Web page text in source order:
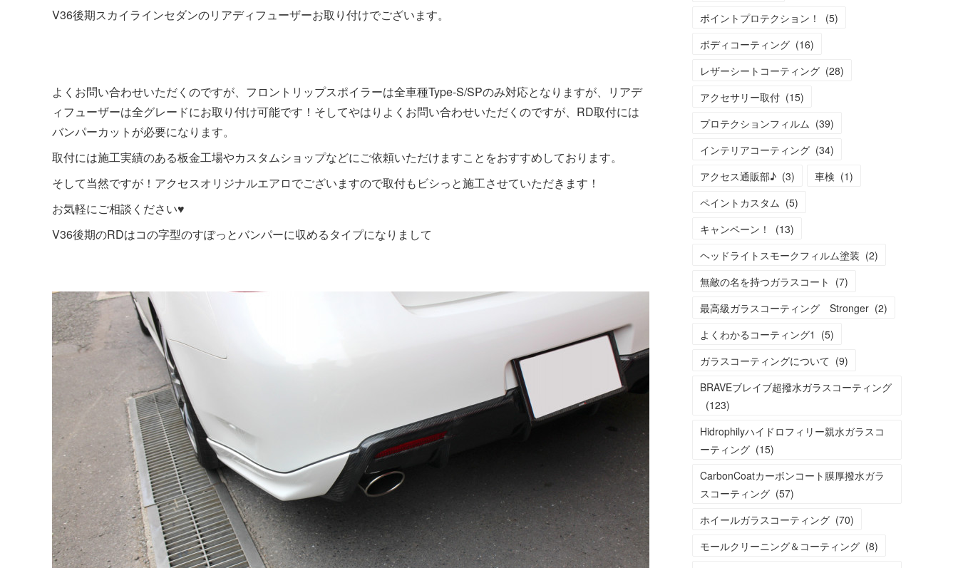
V36後期スカイラインセダンのリアディフューザーお取り付けでございます。
よくお問い合わせいただくのですが、フロントリップスポイラーは全車種Type-S/SPのみ対応となりますが、リアデ
ィフューザーは全グレードにお取り付け可能です！そしてやはりよくお問い合わせいただくのですが、RD取付には
バンパーカットが必要になります。
取付には施工実績のある板金工場やカスタムショップなどにご依頼いただけますことをおすすめしております。
そして当然ですが！アクセスオリジナルエアロでございますので取付もビシっと施工させていただきます！
お気軽にご相談ください♥
V36後期のRDはコの字型のすぽっとバンパーに収めるタイプになりまして
ポイントプロテクション！
(5)
ボディコーティング (16)
レザーシートコーティング (28)
アクセサリー取付 (15)
プロテクションフィルム (39)
インテリアコーティング (34)
アクセス通販部♪ (3) 車検 (1)
ペイントカスタム (5)
キャンペーン！
(13)
ヘッドライトスモークフィルム塗装 (2)
無敵の名を持つガラスコート (7)
最高級ガラスコーティング Stronger (2)
よくわかるコーティング1 (5)
ガラスコーティングについて (9)
BRAVEブレイブ超撥水ガラスコーティング
(123)
Hidrophilyハイドロフィリー親水ガラスコ
ーティング (15)
CarbonCoatカーボンコート膜厚撥水ガラ
スコーティング (57)
ホイールガラスコーティング (70)
モールクリーニング＆コーティング (8)